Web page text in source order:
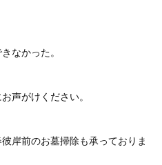
なかった。
声がけください。
岸前のお墓掃除も承っておりま